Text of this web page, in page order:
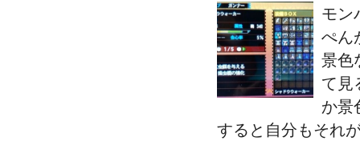
モン
ぺん
景色
て見
か景
すると自分もそれ